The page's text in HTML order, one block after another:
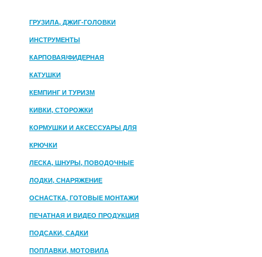
ГРУЗИЛА, ДЖИГ-ГОЛОВКИ
ИНСТРУМЕНТЫ
КАРПОВАЯ/ФИДЕРНАЯ
КАТУШКИ
КЕМПИНГ И ТУРИЗМ
КИВКИ, СТОРОЖКИ
КОРМУШКИ И АКСЕССУАРЫ ДЛЯ
ПРИКОРМКИ
КРЮЧКИ
ЛЕСКА, ШНУРЫ, ПОВОДОЧНЫЕ
МАТЕРИАЛЫ
ЛОДКИ, СНАРЯЖЕНИЕ
ОСНАСТКА, ГОТОВЫЕ МОНТАЖИ
ПЕЧАТНАЯ И ВИДЕО ПРОДУКЦИЯ
ПОДСАКИ, САДКИ
ПОПЛАВКИ, МОТОВИЛА